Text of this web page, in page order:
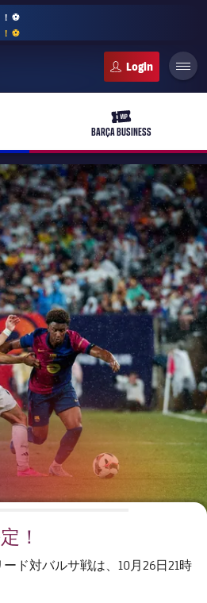
⚽️
⚽️
ticket-vip
BARÇA BUSINESS
ー
！
ド対バルサ戦は、10月26日21時